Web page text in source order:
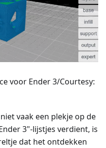
voor Ender 3/Courtesy:
vaak een plekje op de
3"-lijstjes verdient, is
dat het ontdekken